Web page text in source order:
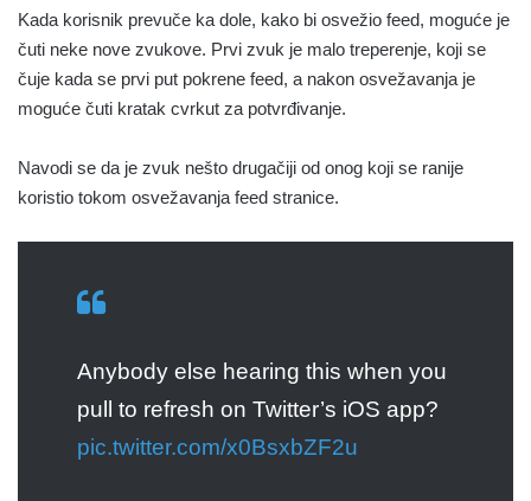
Kada korisnik prevuče ka dole, kako bi osvežio feed, moguće je
čuti neke nove zvukove. Prvi zvuk je malo treperenje, koji se
čuje kada se prvi put pokrene feed, a nakon osvežavanja je
moguće čuti kratak cvrkut za potvrđivanje.
Navodi se da je zvuk nešto drugačiji od onog koji se ranije
koristio tokom osvežavanja feed stranice.
Anybody else hearing this when you
pull to refresh on Twitter’s iOS app?
pic.twitter.com/x0BsxbZF2u